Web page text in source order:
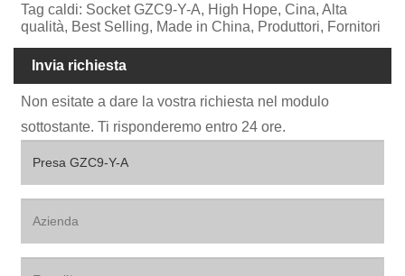
Tag caldi: Socket GZC9-Y-A, High Hope, Cina, Alta
qualità, Best Selling, Made in China, Produttori, Fornitori
Invia richiesta
Non esitate a dare la vostra richiesta nel modulo
sottostante. Ti risponderemo entro 24 ore.